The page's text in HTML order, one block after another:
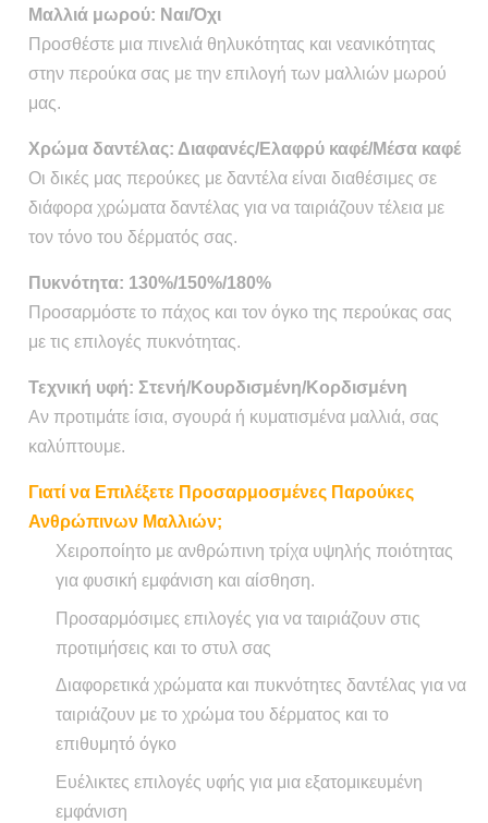
Μαλλιά μωρού: Ναι/Όχι
Προσθέστε μια πινελιά θηλυκότητας και νεανικότητας
στην περούκα σας με την επιλογή των μαλλιών μωρού
μας.
Χρώμα δαντέλας: Διαφανές/Ελαφρύ καφέ/Μέσα καφέ
Οι δικές μας περούκες με δαντέλα είναι διαθέσιμες σε
διάφορα χρώματα δαντέλας για να ταιριάζουν τέλεια με
τον τόνο του δέρματός σας.
Πυκνότητα: 130%/150%/180%
Προσαρμόστε το πάχος και τον όγκο της περούκας σας
με τις επιλογές πυκνότητας.
Τεχνική υφή: Στενή/Κουρδισμένη/Κορδισμένη
Αν προτιμάτε ίσια, σγουρά ή κυματισμένα μαλλιά, σας
καλύπτουμε.
Γιατί να Επιλέξετε Προσαρμοσμένες Παρούκες
Ανθρώπινων Μαλλιών;
Χειροποίητο με ανθρώπινη τρίχα υψηλής ποιότητας
για φυσική εμφάνιση και αίσθηση.
Προσαρμόσιμες επιλογές για να ταιριάζουν στις
προτιμήσεις και το στυλ σας
Διαφορετικά χρώματα και πυκνότητες δαντέλας για να
ταιριάζουν με το χρώμα του δέρματος και το
επιθυμητό όγκο
Ευέλικτες επιλογές υφής για μια εξατομικευμένη
εμφάνιση